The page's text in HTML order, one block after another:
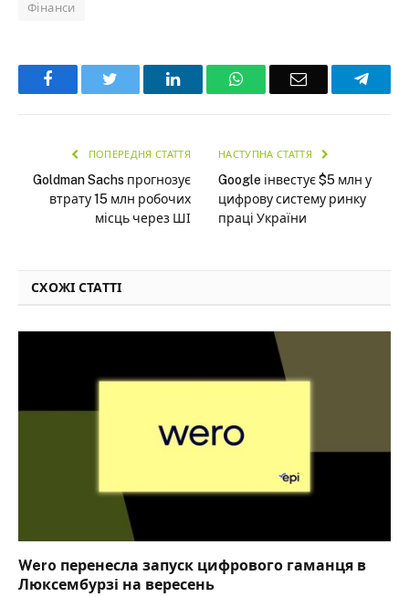
Фінанси
Facebook LinkedInWhatsAppEmail
ПОПЕРЕДНЯ СТАТТЯ
Goldman Sachs прогнозує
втрату 15 млн робочих
місць через ШІ
НАСТУПНА СТАТТЯ
Google інвестує $5 млн у
цифрову систему ринку
праці України
СХОЖІ СТАТТІ
Wero перенесла запуск цифрового гаманця в
Люксембурзі на вересень